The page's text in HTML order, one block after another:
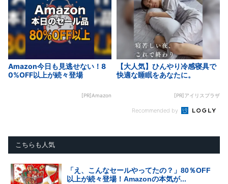
Amazon今日も見逃せない！8
0%OFF以上が続々登場
[PR]Amazon
【大人気】ひんやり冷感寝具で
快適な睡眠をあなたに。
[PR]アイリスプラザ
Recommended by
こちらも人気
「え、こんなセールやってたの？」80％OFF
以上が続々登場！Amazonの本気が...